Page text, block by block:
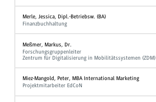
Merle, Jessica, Dipl.-Betriebsw. (BA)
Finanzbuchhaltung
Meßmer, Markus, Dr.
Forschungsgruppenleiter
Zentrum für Digitalisierung in Mobilitätssystemen (ZDM)
Miez-Mangold, Peter, MBA International Marketing
Projektmitarbeiter EdCoN